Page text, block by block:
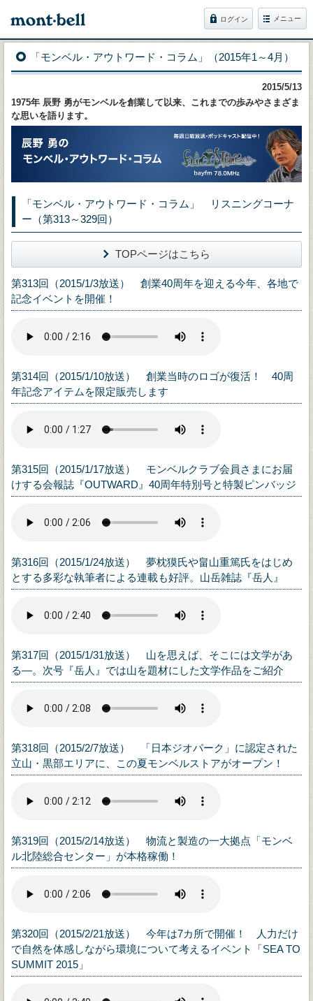
ログイン メニュー
「モンベル・アウトワード・コラム」（2015年1～4月）
2015/5/13
1975年 辰野 勇がモンベルを創業して以来、これまでの歩みやさまざま
な思いを語ります。
「モンベル・アウトワード・コラム」 リスニングコーナ
ー（第313～329回）
TOPページはこちら
第313回（2015/1/3放送） 創業40周年を迎える今年、各地で
記念イベントを開催！
第314回（2015/1/10放送） 創業当時のロゴが復活！ 40周
年記念アイテムを限定販売します
第315回（2015/1/17放送） モンベルクラブ会員さまにお届
けする会報誌『OUTWARD』40周年特別号と特製ピンバッジ
第316回（2015/1/24放送） 夢枕獏氏や畠山重篤氏をはじめ
とする多彩な執筆者による連載も好評。山岳雑誌『岳人』
第317回（2015/1/31放送） 山を思えば、そこには文学があ
る―。次号『岳人』では山を題材にした文学作品をご紹介
第318回（2015/2/7放送） 「日本ジオパーク」に認定された
立山・黒部エリアに、この夏モンベルストアがオープン！
第319回（2015/2/14放送） 物流と製造の一大拠点「モンベ
ル北陸総合センター」が本格稼働！
第320回（2015/2/21放送） 今年は7カ所で開催！ 人力だけ
で自然を体感しながら環境について考えるイベント「SEA TO
SUMMIT 2015」